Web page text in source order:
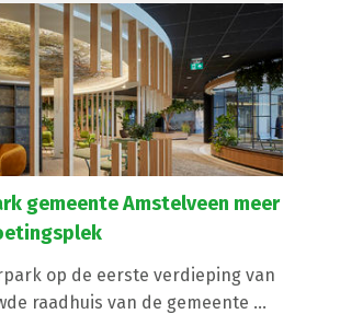
gemeente Amstelveen meer
op de eerste verdieping van
raadhuis van de gemeente ...